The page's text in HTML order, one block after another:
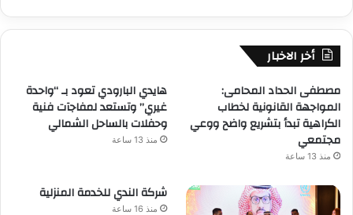
أخر الاخبار
مصطفى الحداد المحامى:
المواجهة القانونية لخطاب
الكراهية تبدأ بتشريع واضح ووعي
مجتمعي
منذ 13 ساعة
هايدي البارودي تعود بـ “واحدة
غيري” وتستعد لمفاجآت فنية
وحفلات بالساحل الشمالي
منذ 13 ساعة
شركة الندي للخدمة المنزلية
منذ 16 ساعة